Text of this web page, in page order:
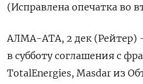
(Исправлена опечатка во
АЛМА-АТА, 2 дек (Рейтер)
в субботу соглашения с
TotalEnergies, Masdar из